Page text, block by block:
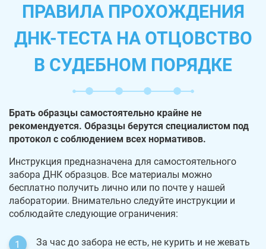
ПРАВИЛА ПРОХОЖДЕНИЯ
ДНК-ТЕСТА НА ОТЦОВСТВО
В СУДЕБНОМ ПОРЯДКЕ
Брать образцы самостоятельно крайне не
рекомендуется. Образцы берутся специалистом под
протокол с соблюдением всех нормативов.
Инструкция предназначена для самостоятельного
забора ДНК образцов. Все материалы можно
бесплатно получить лично или по почте у нашей
лаборатории. Внимательно следуйте инструкции и
соблюдайте следующие ограничения:
За час до забора не есть, не курить и не жевать